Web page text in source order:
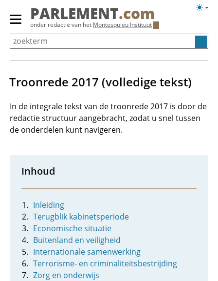
Overslaan
Primair
menu
tonen/verbergen
PARLEMENT.com
onder redactie van het Montesquieu Instituut
Troonrede 2017 (volledige tekst)
In de integrale tekst van de troonrede 2017 is door de
redactie structuur aangebracht, zodat u snel tussen
de onderdelen kunt navigeren.
Inhoud
Inleiding
Terugblik kabinetsperiode
Economische situatie
Buitenland en veiligheid
Internationale samenwerking
Terrorisme- en criminaliteitsbestrijding
Zorg en onderwijs